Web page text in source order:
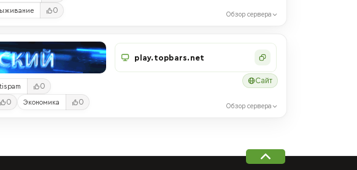
0 Обзор сервера
0
0 Экономика 0
play.topbars.net
Сайт
Обзор сервера